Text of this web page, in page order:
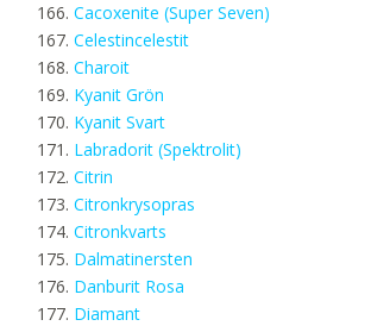
Cacoxenite (Super Seven)
Celestincelestit
Charoit
Kyanit Grön
Kyanit Svart
Labradorit (Spektrolit)
Citrin
Citronkrysopras
Citronkvarts
Dalmatinersten
Danburit Rosa
Diamant